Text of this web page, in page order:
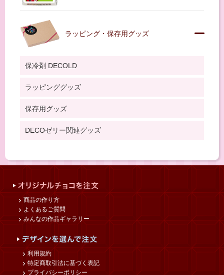
ラッピング・保存用グッズ
保冷剤 DECOLD
ラッピンググッズ
保存用グッズ
DECOゼリー関連グッズ
商品の作り方
よくあるご質問
みんなの作品ギャラリー
利用規約
特定商取引法に基づく表記
プライバシーポリシー